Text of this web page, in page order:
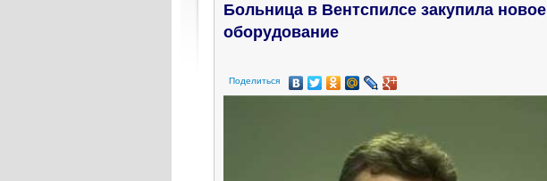
Больница в Вентспилсе закупила новое
оборудование
Поделиться